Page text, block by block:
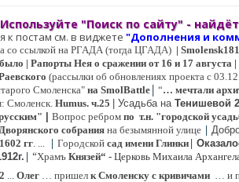
"Поиск по сайту" -
к постам см. в виджете "Дополнения и
со ссылкой на РГАДА (тогда ЦГАДА) |
| Рапорты Нея о сражении от 16 и 17 августа
(рассылки об обновлениях проекта с
Смоленска" на SmolBattle | “… мечтали
Смоленск.Humus. ч.25 | Усадьба на Тенишевой
Вопрос ребром по т.н. "городской
собранияна безымянной улице |
гг. ... | Городской сад имени Глинки |
| “Храмъ Князей“ - Церковь Михаила
... Олег … пришел к Смоленску с кривичами … и